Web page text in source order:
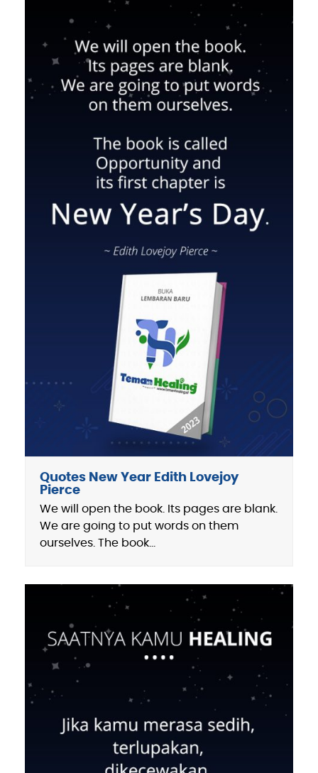
Quotes New Year Edith Lovejoy
Pierce
We will open the book. Its pages are blank.
We are going to put words on them
ourselves. The book…